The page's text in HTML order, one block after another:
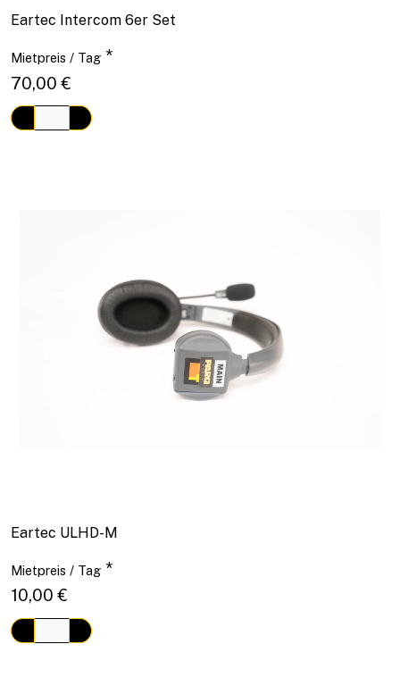
Eartec Intercom 6er Set
Mietpreis / Tag *
70,00 €
Eartec ULHD-M
Mietpreis / Tag *
10,00 €